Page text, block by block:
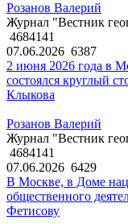
Розанов Валерий
Журнал "Вестник
4684141
07.06.2026 6387
2 июня 2026 года в
состоялся круглый
Клыкова
Розанов Валерий
Журнал "Вестник
4684141
07.06.2026 6429
В Москве, в Доме
общественного
Фетисову